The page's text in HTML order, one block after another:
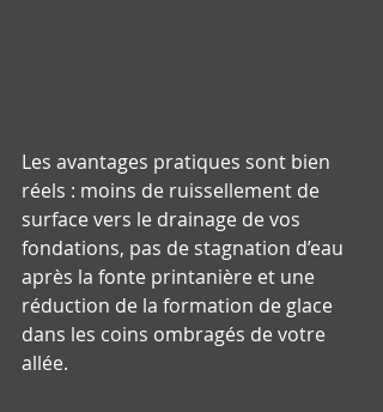
Les avantages pratiques sont bien
réels : moins de ruissellement de
surface vers le drainage de vos
fondations, pas de stagnation d’eau
après la fonte printanière et une
réduction de la formation de glace
dans les coins ombragés de votre
allée.